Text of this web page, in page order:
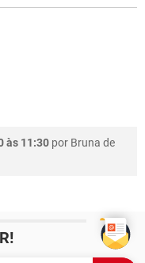
às 11:30 por Bruna de